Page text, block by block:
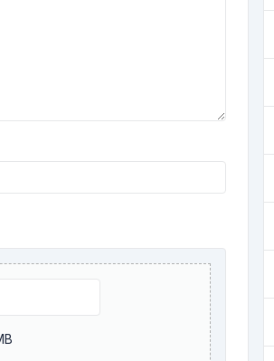
file di caricamento: 5 MB